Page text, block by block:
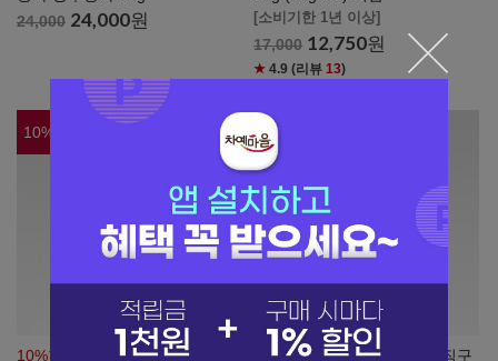
24,000 24,000원 [소비기한 1년 이상]
17,000 12,750원
★ 4.9 (리뷰13)
10%
10%할인+10일내배송(일본직구
10%
10%할인+10일내배송 (일본직구